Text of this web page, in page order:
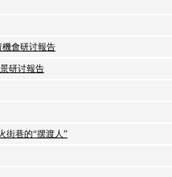
機會研讨報告
研讨報告
街巷的“摆渡人”